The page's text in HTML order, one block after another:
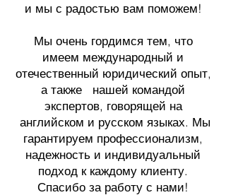
и мы с радостью вам поможем!
Мы очень гордимся тем, что
имеем международный и
отечественный юридический опыт,
а также нашей командой
экспертов, говорящей на
английском и русском языках. Мы
гарантируем профессионализм,
надежность и индивидуальный
подход к каждому клиенту.
Спасибо за работу с нами!